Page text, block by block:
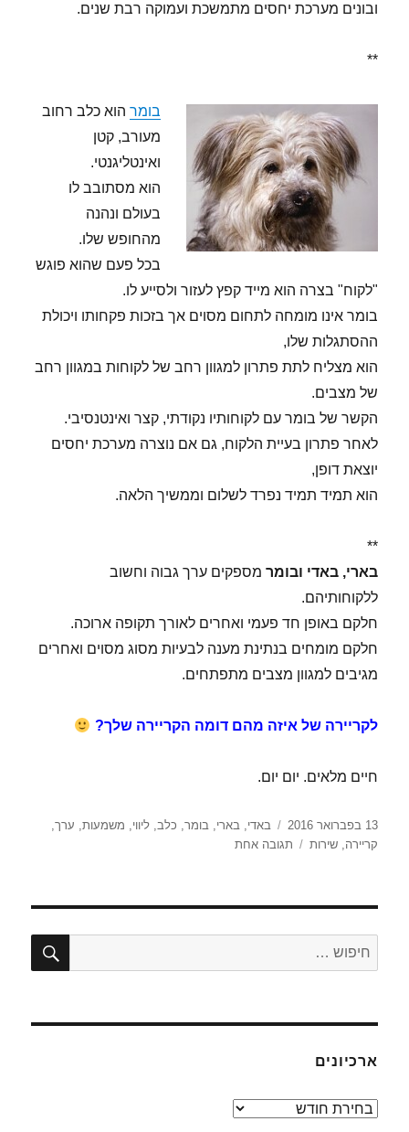
ובונים מערכת יחסים מתמשכת ועמוקה רבת שנים.
**
בומר הוא כלב רחוב
מעורב, קטן
ואינטליגנטי.
הוא מסתובב לו
בעולם ונהנה
מהחופש שלו.
בכל פעם שהוא פוגש
"לקוח" בצרה הוא מייד קפץ לעזור ולסייע לו.
בומר אינו מומחה לתחום מסוים אך בזכות פקחותו ויכולת
ההסתגלות שלו,
הוא מצליח לתת פתרון למגוון רחב של לקוחות במגוון רחב
של מצבים.
הקשר של בומר עם לקוחותיו נקודתי, קצר ואינטנסיבי.
לאחר פתרון בעיית הלקוח, גם אם נוצרה מערכת יחסים
יוצאת דופן,
הוא תמיד תמיד נפרד לשלום וממשיך הלאה.
**
בארי, באדי ובומר מספקים ערך גבוה וחשוב
ללקוחותיהם.
חלקם באופן חד פעמי ואחרים לאורך תקופה ארוכה.
חלקם מומחים בנתינת מענה לבעיות מסוג מסוים ואחרים
מגיבים למגוון מצבים מתפתחים.
לקריירה של איזה מהם דומה הקריירה שלך?
חיים מלאים. יום יום.
פורסם
בתאריך
13 בפברואר 2016 תגיות
באדי,בארי,בומר, כלב,ליווי, משמעות, ערך,
קריירה,שירות תגובה אחתעל
לנהל
חפש:
ארכיונים
ארכיונים